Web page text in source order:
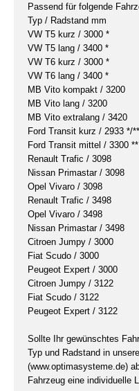
Passend für folgende
Typ / Radstand mm
VW T5 kurz / 3000 *
VW T5 lang / 3400 *
VW T6 kurz / 3000 *
VW T6 lang / 3400 *
MB Vito kompakt / 3200
MB Vito lang / 3200
MB Vito extralang / 3420
Ford Transit kurz / 2933 */**
Ford Transit mittel / 3300 **
Renault Trafic / 3098
Nissan Primastar / 3098
Opel Vivaro / 3098
Renault Trafic / 3498
Opel Vivaro / 3498
Nissan Primastar / 3498
Citroen Jumpy / 3000
Fiat Scudo / 3000
Peugeot Expert / 3000
Citroen Jumpy / 3122
Fiat Scudo / 3122
Peugeot Expert / 3122
Sollte Ihr gewünschtes
Typ und Radstand in
(www.optimasysteme.de)
Fahrzeug eine individuelle